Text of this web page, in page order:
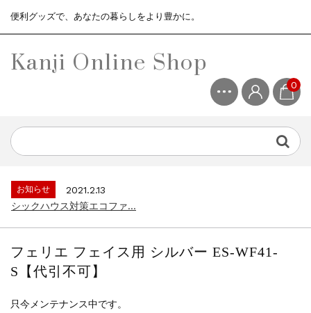
便利グッズで、あなたの暮らしをより豊かに。
Kanji Online Shop 0
シックハウス対策エコファ...
お知らせ
2021.4.13
お知らせ
2021.2.13
シックハウス対策エコファ...
お知らせ
2021.2.13
シックハウス対策エコファ...
フェリエ フェイス用 シルバー ES-WF41-
S【代引不可】
只今メンテナンス中です。